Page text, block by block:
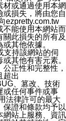
或通過使用本網
損失，將由您自
ezpretty.com.tw
不能使用本網站而
此損失的所有及
其他依據。
支持該網站的伺
其他有害元素。
正性和完整性，
超出
、篡改、技術
或任何事件或事
法律許可的最大
證和條款均予以
網站上服務、資訊